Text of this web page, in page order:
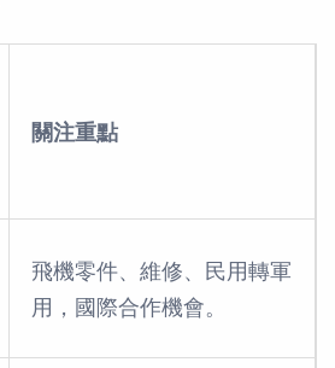
關注重點
飛機零件、維修、民用轉軍
用，國際合作機會。